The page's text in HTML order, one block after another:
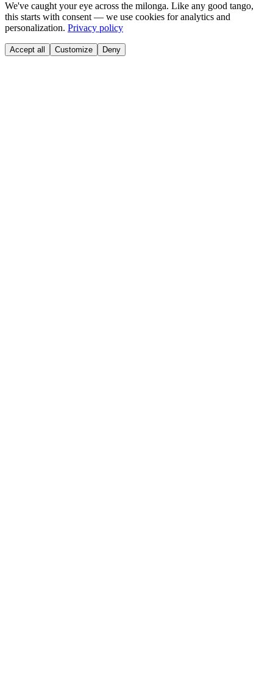
We've caught your eye across the milonga. Like any good tango,
this starts with consent — we use cookies for analytics and
personalization. Privacy policy
Accept all Customize Deny